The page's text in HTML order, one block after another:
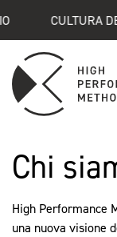
CULTURA
Chi
High Performance
una nuova visione